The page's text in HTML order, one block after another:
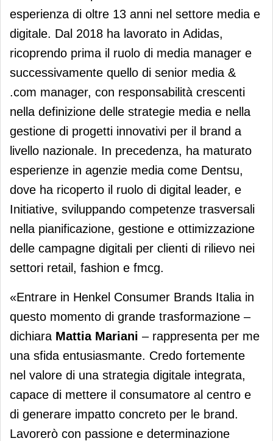
esperienza di oltre 13 anni nel settore media e
digitale. Dal 2018 ha lavorato in Adidas,
ricoprendo prima il ruolo di media manager e
successivamente quello di senior media &
.com manager, con responsabilità crescenti
nella definizione delle strategie media e nella
gestione di progetti innovativi per il brand a
livello nazionale. In precedenza, ha maturato
esperienze in agenzie media come Dentsu,
dove ha ricoperto il ruolo di digital leader, e
Initiative, sviluppando competenze trasversali
nella pianificazione, gestione e ottimizzazione
delle campagne digitali per clienti di rilievo nei
settori retail, fashion e fmcg.
«Entrare in Henkel Consumer Brands Italia in
questo momento di grande trasformazione –
dichiara Mattia Mariani – rappresenta per me
una sfida entusiasmante. Credo fortemente
nel valore di una strategia digitale integrata,
capace di mettere il consumatore al centro e
di generare impatto concreto per le brand.
Lavorerò con passione e determinazione